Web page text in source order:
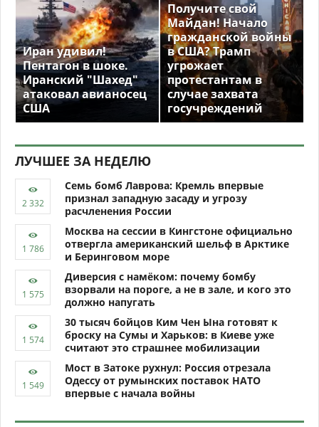
Иран удивил!
Пентагон в шоке.
Иранский "Шахед"
атаковал авианосец
США
Получите свой
Майдан! Начало
гражданской войны
в США? Трамп
угрожает
протестантам в
случае захвата
госучреждений
ЛУЧШЕЕ ЗА НЕДЕЛЮ
Семь бомб Лаврова: Кремль впервые
признал западную засаду и угрозу
расчленения России
Москва на сессии в Кингстоне официально
отвергла американский шельф в Арктике
и Беринговом море
Диверсия с намёком: почему бомбу
взорвали на пороге, а не в зале, и кого это
должно напугать
30 тысяч бойцов Ким Чен Ына готовят к
броску на Сумы и Харьков: в Киеве уже
считают это страшнее мобилизации
Мост в Затоке рухнул: Россия отрезала
Одессу от румынских поставок НАТО
впервые с начала войны